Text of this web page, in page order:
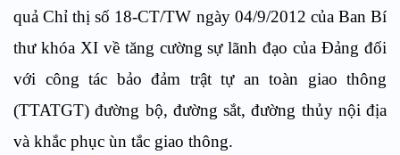
quả Chỉ thị số 18-CT/TW ngày 04/9/2012 của Ban Bí
thư khóa XI về tăng cường sự lãnh đạo của Đảng đối
với công tác bảo đảm trật tự an toàn giao thông
(TTATGT) đường bộ, đường sắt, đường thủy nội địa
và khắc phục ùn tắc giao thông.